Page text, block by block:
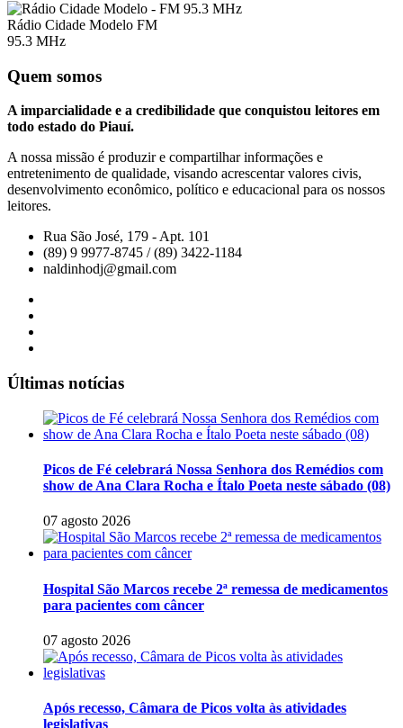
Rádio Cidade Modelo FM
95.3 MHz
Quem somos
A imparcialidade e a credibilidade que conquistou leitores em
todo estado do Piauí.
A nossa missão é produzir e compartilhar informações e
entretenimento de qualidade, visando acrescentar valores civis,
desenvolvimento econômico, político e educacional para os nossos
leitores.
Rua São José, 179 - Apt. 101
(89) 9 9977-8745 / (89) 3422-1184
naldinhodj@gmail.com
Últimas notícias
Picos de Fé celebrará Nossa Senhora dos Remédios com
show de Ana Clara Rocha e Ítalo Poeta neste sábado (08)
07 agosto 2026
Hospital São Marcos recebe 2ª remessa de medicamentos
para pacientes com câncer
07 agosto 2026
Após recesso, Câmara de Picos volta às atividades
legislativas